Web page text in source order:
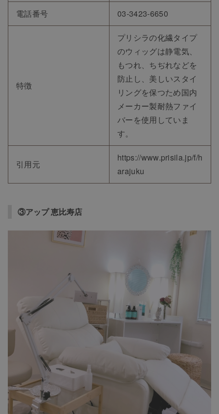
電話番号 03-3423-6650
特徴
プリシラの化繊タイプ
のウィッグは静電気、
もつれ、ちぢれなどを
防止し、美しいスタイ
リングを保つため国内
メーカー製耐熱ファイ
バーを使用していま
す。
引用元
https://www.prisila.jp/f/h
arajuku
③アップ 恵比寿店